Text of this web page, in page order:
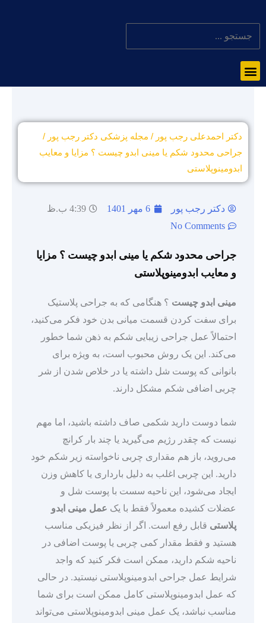
دکتر احمدعلی رجب پور / مجله پزشکی دکتر رجب پور /
جراحی محدود شکم یا مینی ابدو چیست ؟ مزایا و معایب
ابدومینوپلاستی
دکتر رجب پور 6 مهر 1401
4:39 ب.ظ
No Comments
جراحی محدود شکم یا مینی ابدو چیست ؟ مزایا
و معایب ابدومینوپلاستی
مینی ابدو چیست ؟ هنگامی که به جراحی پلاستیک
برای سفت کردن قسمت میانی بدن خود فکر می‌کنید،
احتمالاً عمل جراحی زیبایی شکم به ذهن شما خطور
می‌کند. این یک روش محبوب است، به ویژه برای
بانوانی که پوست شل داشته یا در خلاص شدن از شر
چربی اضافی شکم مشکل دارند.
شما دوست دارید شکمی صاف داشته باشید، اما مهم
نیست که چقدر رژیم می‌گیرید یا چند بار کرانچ
می‌روید، باز هم مقداری چربی ناخواسته زیر شکم خود
دارید. این چربی اغلب به دلیل بارداری یا کاهش وزن
ایجاد می‌شود، این ناحیه سست با پوست شل و
عضلات کشیده معمولاً فقط با یک عمل مینی ابدو
پلاستی قابل رفع است. اگر از نظر فیزیکی مناسب
هستید و فقط مقدار کمی چربی یا پوست اضافی در
ناحیه شکم دارید، ممکن است فکر کنید که واجد
شرایط عمل جراحی ابدومینوپلاستی نیستید. در حالی
که عمل ابدومینوپلاستی کامل ممکن است برای شما
مناسب نباشد، یک عمل مینی ابدومینوپلاستی می‌تواند